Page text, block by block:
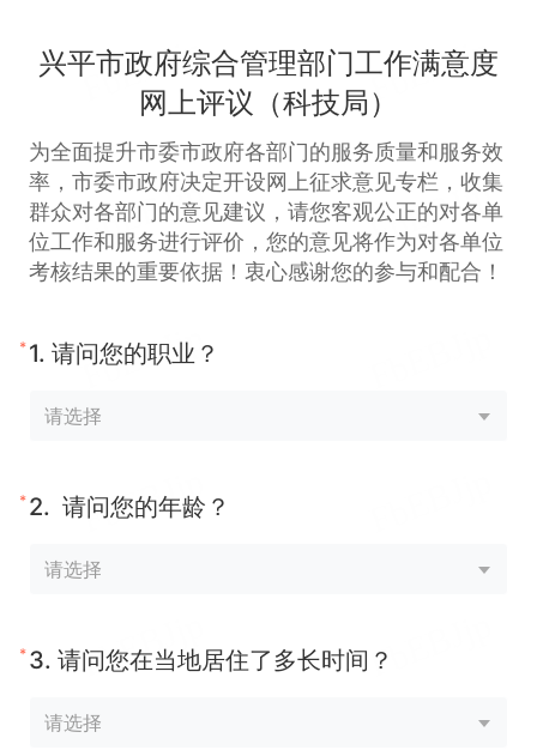
兴平市政府综合管理部门工作满意度
网上评议（科技局）
为全面提升市委市政府各部门的服务质量和服务效
率，市委市政府决定开设网上征求意见专栏，收集
群众对各部门的意见建议，请您客观公正的对各单
位工作和服务进行评价，您的意见将作为对各单位
考核结果的重要依据！衷心感谢您的参与和配合！
* 1. 请问您的职业？
* 2. 请问您的年龄？
* 3. 请问您在当地居住了多长时间？